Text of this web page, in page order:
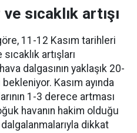
sıcaklık artışı
11-12 Kasım tarihleri
artışları
dalgasının yaklaşık 20-
Kasım ayında
1-3 derece artması
havanın hakim olduğu
dikkat